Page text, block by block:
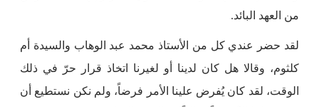
من العهد البائد.
لقد حضر عندي كل من الأستاذ محمد عبد الوهاب والسيدة أم
كلثوم، وقالا هل كان لدينا أو لغيرنا اتخاذ قرار حرّ في ذلك
الوقت، لقد كان يُفرض علينا الأمر فرضاً، ولم نكن نستطيع أن